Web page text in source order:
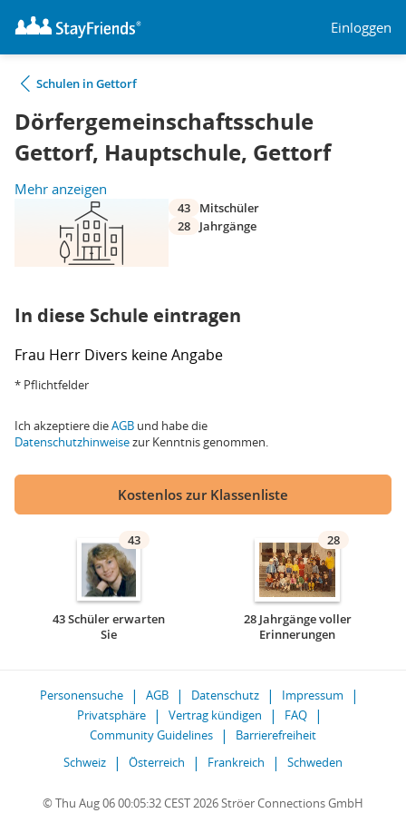
Einloggen
Schulen in Gettorf
Dörfergemeinschaftsschule
Gettorf, Hauptschule, Gettorf
Mehr anzeigen
43
Mitschüler
28
Jahrgänge
In diese Schule eintragen
Frau Herr Divers keine Angabe
* Pflichtfelder
Ich akzeptiere dieAGB und habe die
Datenschutzhinweisezur Kenntnis genommen.
Kostenlos zur Klassenliste
43
43 Schüler erwarten
Sie
28
28 Jahrgänge voller
Erinnerungen
Personensuche AGB Datenschutz
Impressum
Privatsphäre
Vertrag kündigen
FAQ
Community Guidelines
Barrierefreiheit
Schweiz
Österreich Frankreich Schweden
© Thu Aug 06 00:05:32 CEST 2026 Ströer Connections GmbH